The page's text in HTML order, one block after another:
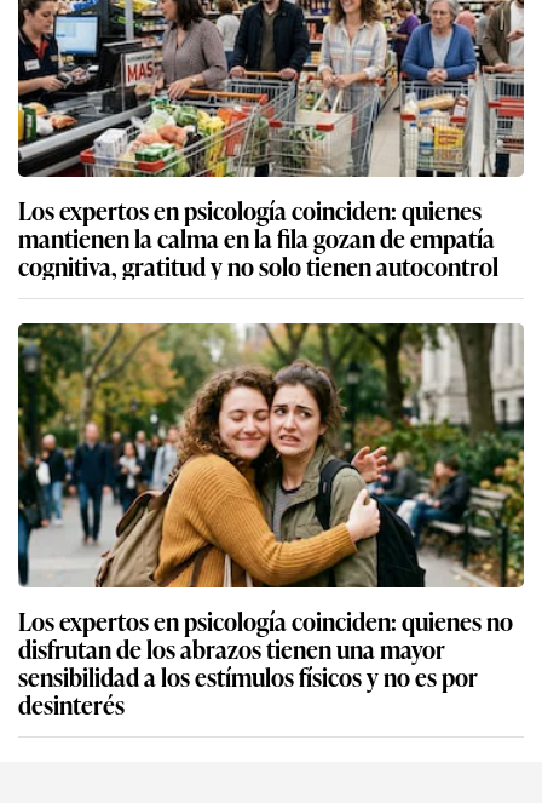
Los expertos en psicología coinciden: quienes
mantienen la calma en la fila gozan de empatía
cognitiva, gratitud y no solo tienen autocontrol
Los expertos en psicología coinciden: quienes no
disfrutan de los abrazos tienen una mayor
sensibilidad a los estímulos físicos y no es por
desinterés